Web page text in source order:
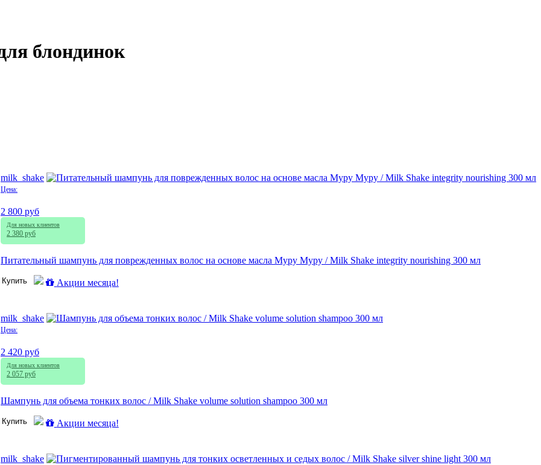
блондинок
milk_shake
Цена:
2 800 руб
Для новых клиентов
2 380 руб
Питательный шампунь для поврежденных волос на основе масла Муру Муру / Milk Shake integrity nourishing 300 мл
Купить Акции месяца!
milk_shake
Цена:
2 420 руб
Для новых клиентов
2 057 руб
Шампунь для объема тонких волос / Milk Shake volume solution shampoo 300 мл
Купить Акции месяца!
milk_shake